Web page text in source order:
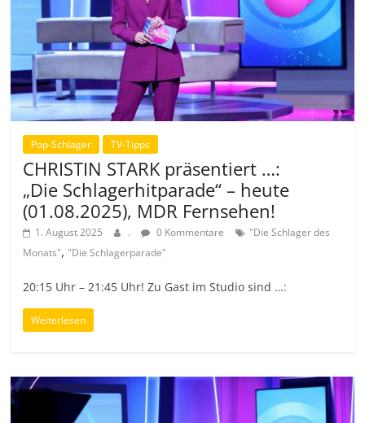
Pop-Schlager TV-Tipps
CHRISTIN STARK präsentiert …:
„Die Schlagerhitparade“ – heute
(01.08.2025), MDR Fernsehen!
1. August 2025 . 0 Kommentare
"Die Schlager des
Monats", "Die Schlagerparade"
20:15 Uhr – 21:45 Uhr! Zu Gast im Studio sind …:
Weiterlesen